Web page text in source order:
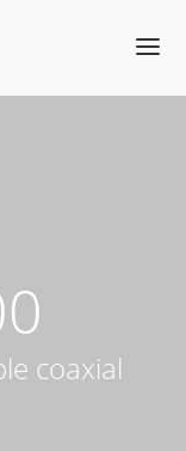
Support
coaxial